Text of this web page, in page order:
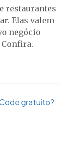
restaurantes
Elas valem
negócio